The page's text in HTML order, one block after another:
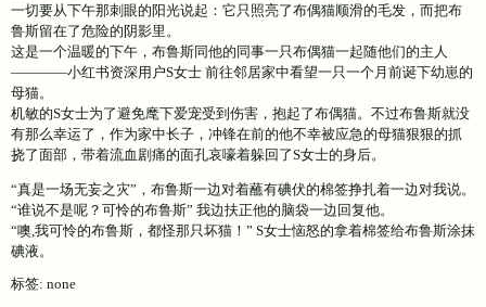
一切要从下午那刺眼的阳光说起：它只照亮了布偶猫顺滑的毛发，而把布
鲁斯留在了危险的阴影里。
这是一个温暖的下午，布鲁斯同他的同事一只布偶猫一起随他们的主人
————小红书资深用户S女士 前往邻居家中看望一只一个月前诞下幼崽的
母猫。
机敏的S女士为了避免麾下爱宠受到伤害，抱起了布偶猫。不过布鲁斯就没
有那么幸运了，作为家中长子，冲锋在前的他不幸被应急的母猫狠狠的抓
挠了面部，带着流血剧痛的面孔哀嚎着躲回了S女士的身后。
“真是一场无妄之灾”，布鲁斯一边对着蘸有碘伏的棉签挣扎着一边对我说。
“谁说不是呢？可怜的布鲁斯” 我边扶正他的脑袋一边回复他。
“噢,我可怜的布鲁斯，都怪那只坏猫！” S女士恼怒的拿着棉签给布鲁斯涂抹
碘液。
标签: none